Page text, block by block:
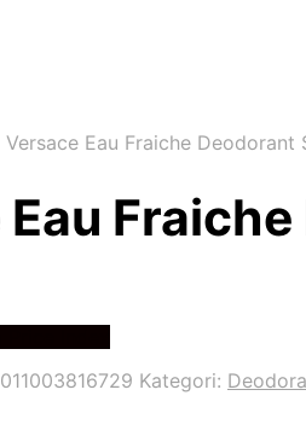
Versace Eau Fraiche Deodorant
Kategori: